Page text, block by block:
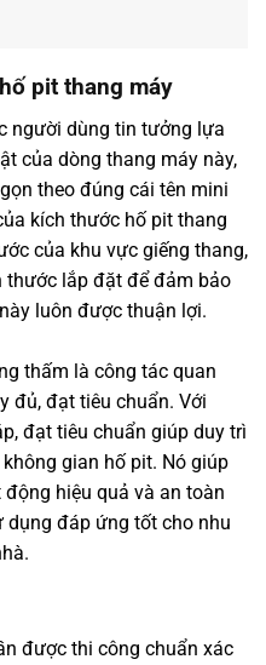
pit thang máy
người dùng tin tưởng lựa
của dòng thang máy này,
theo đúng cái tên mini
kích thước hố pit thang
của khu vực giếng thang,
thước lắp đặt để đảm bảo
luôn được thuận lợi.
thấm là công tác quan
đủ, đạt tiêu chuẩn. Với
đạt tiêu chuẩn giúp duy trì
gian hố pit. Nó giúp
hiệu quả và an toàn
đáp ứng tốt cho nhu
được thi công chuẩn xác